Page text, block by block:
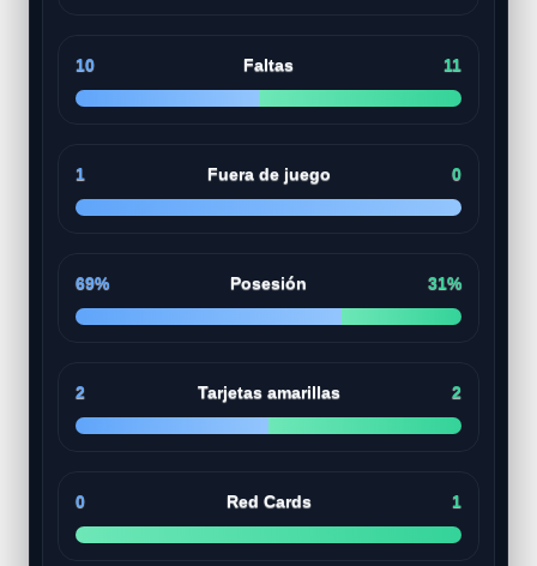
10 Faltas 11
1 Fuera de juego 0
69% Posesión 31%
2 Tarjetas amarillas 2
0 Red Cards 1